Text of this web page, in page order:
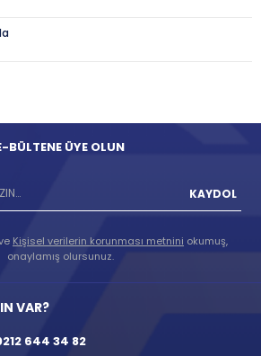
BÜLTENE ÜYE OLUN
KAYDOL
Kişisel verilerin korunması metnini okumuş,
onaylamış olursunuz.
VAR?
644 34 82